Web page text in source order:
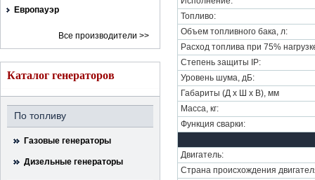
Европауэр
Все производители >>
Каталог генераторов
По топливу
Газовые генераторы
Дизельные генераторы
Топливо:
Объем топливного бака, л:
Расход топлива при 75%
Степень защиты IP:
Уровень шума, дБ:
Габариты (Д х Ш х В), мм
Масса, кг:
Функция сварки:
Двигатель:
Страна происхождения